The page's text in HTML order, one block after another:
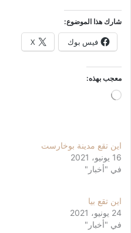
شارك هذا الموضوع:
فيس بوك X
معجب بهذه:
جاري
اين تقع مدينة بوخارست
16 يونيو، 2021
في "أخبار"
اين تقع بيا
24 يونيو، 2021
في "أخبار"